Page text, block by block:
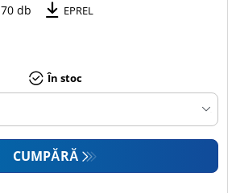
70 db EPREL
În stoc
CUMPĂRĂ